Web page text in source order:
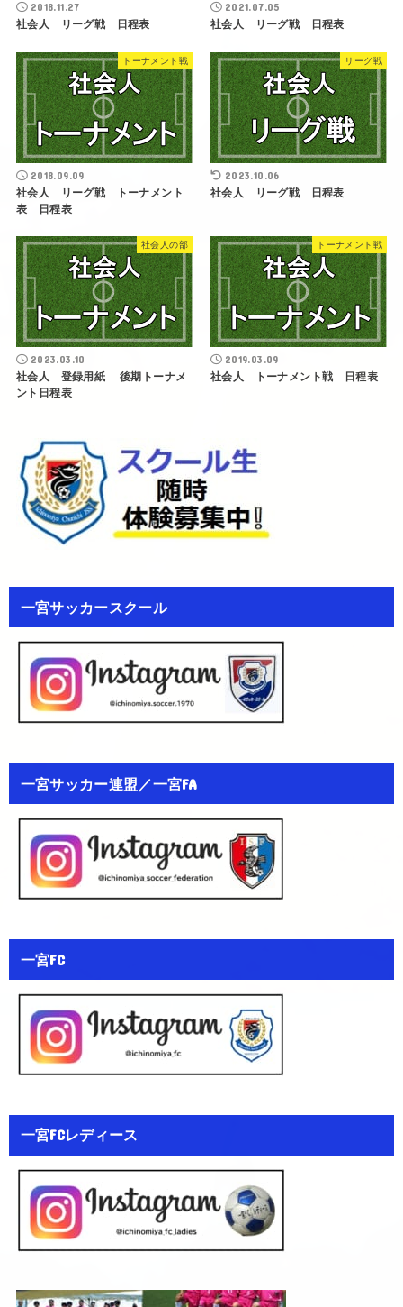
2018.11.27
社会人 リーグ戦 日程表
2021.07.05
社会人 リーグ戦 日程表
トーナメント戦
2018.09.09
社会人 リーグ戦 トーナメント
表 日程表
リーグ戦
2023.10.06
社会人 リーグ戦 日程表
社会人の部
2023.03.10
社会人 登録用紙 後期トーナメ
ント日程表
トーナメント戦
2019.03.09
社会人 トーナメント戦 日程表
一宮サッカースクール
一宮サッカー連盟／一宮FA
一宮FC
一宮FCレディース